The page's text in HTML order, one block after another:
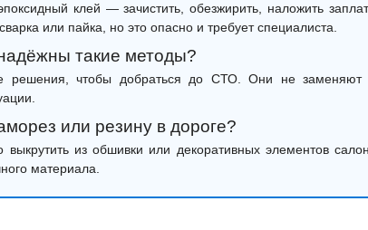
клей — зачистить, обезжирить, наложить
или пайка, но это опасно и требует специалиста.
такие методы?
решения, чтобы добраться до СТО. Они не заменяют
или резину в дороге?
из обшивки или декоративных элементов
материала.